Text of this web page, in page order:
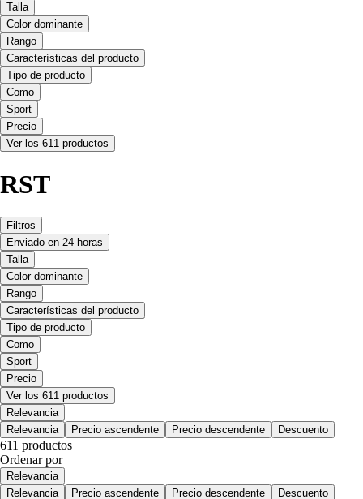
Talla
Color dominante
Rango
Características del producto
Tipo de producto
Como
Sport
Precio
Ver los 611 productos
RST
Filtros
Enviado en 24 horas
Talla
Color dominante
Rango
Características del producto
Tipo de producto
Como
Sport
Precio
Ver los 611 productos
Relevancia
Relevancia
Precio ascendente Precio descendente Descuento
611 productos
Ordenar por
Relevancia
Relevancia
Precio ascendente Precio descendente Descuento